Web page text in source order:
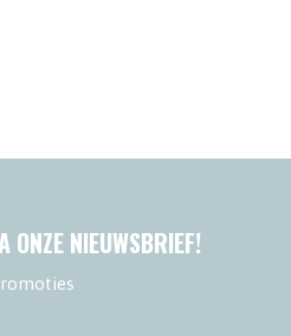
ONZE NIEUWSBRIEF!